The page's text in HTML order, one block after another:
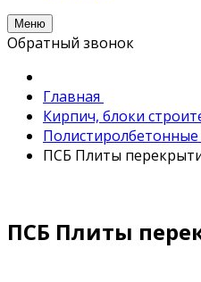
Меню
Обратный звонок
Главная
Кирпич, блоки
ПСБ Плиты
ПСБ Плиты